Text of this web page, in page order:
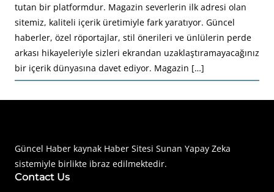
tutan bir platformdur. Magazin severlerin ilk adresi olan
sitemiz, kaliteli içerik üretimiyle fark yaratıyor. Güncel
haberler, özel röportajlar, stil önerileri ve ünlülerin perde
arkası hikayeleriyle sizleri ekrandan uzaklaştıramayacağınız
bir içerik dünyasına davet ediyor. Magazin […]
Güncel Haber kaynak Haber Sitesi Sunan Yapay Zeka
sistemiyle birlikte ibraz edilmektedir.
Contact Us